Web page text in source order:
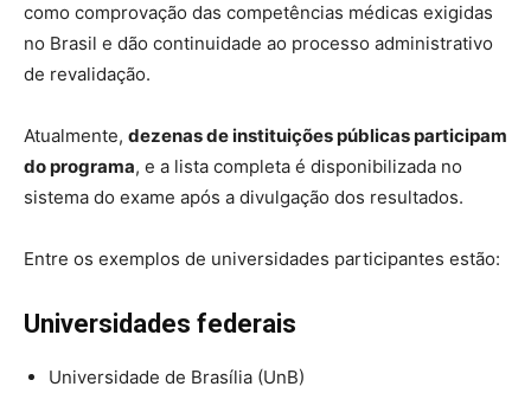
como comprovação das competências médicas exigidas
no Brasil e dão continuidade ao processo administrativo
de revalidação.
Atualmente, dezenas de instituições públicas participam
do programa, e a lista completa é disponibilizada no
sistema do exame após a divulgação dos resultados.
Entre os exemplos de universidades participantes estão:
Universidades federais
Universidade de Brasília (UnB)